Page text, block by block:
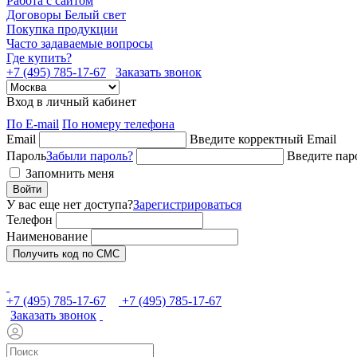
Договоры Белый свет
Покупка продукции
Часто задаваемые вопросы
Где купить?
+7 (495) 785-17-67
Заказать звонок
Вход в личный кабинет
По E-mail По номеру телефона
Email
Введите корректный Email
ПарольЗабыли пароль?
Введите
Запомнить меня
Войти
У вас еще нет доступа?Зарегистрироваться
Телефон
Наименование
Получить код по СМС
+7 (495) 785-17-67
+7 (495) 785-17-67
Заказать звонок